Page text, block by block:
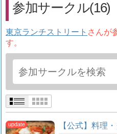
参加サークル(16)
東京ランチストリート さんが
す。
【公式】料理